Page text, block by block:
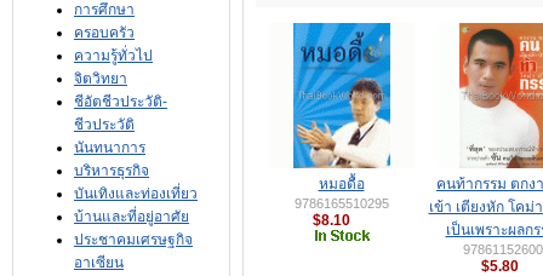
การศึกษา
ครอบครัว
ความรู้ทั่วไป
จิตวิทยา
ชีอัตชีวประวัติ-
ชีวประวัติ
นันทนาการ
บริหารธุรกิจ
บันเทิงและท่องเที่ยว
บ้านและที่อยู่อาศัย
ประชาคมเศรษฐกิจ
อาเซียน
หมอดื้อ
9786165510295
$8.10
คนท้ากรรม ตกง
เข้า เตียงหัก โคม่
เป็นเพราะผลก
$5.80